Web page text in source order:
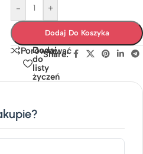
- +
Dodaj Do Koszyka
Porównywać
Dodaj
do
listy
życzeń
Share: